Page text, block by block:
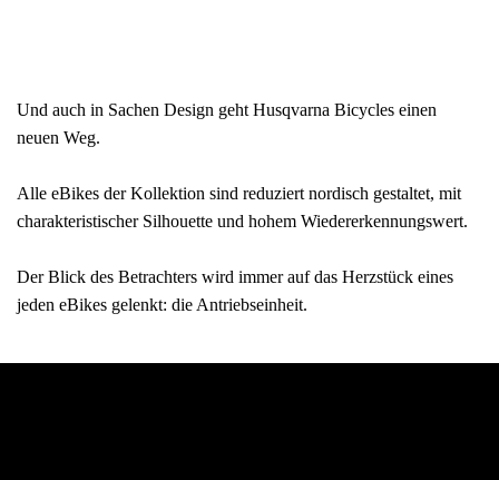
Und auch in Sachen Design geht Husqvarna Bicycles einen
neuen Weg.
Alle eBikes der Kollektion sind reduziert nordisch gestaltet, mit
charakteristischer Silhouette und hohem Wiedererkennungswert.
Der Blick des Betrachters wird immer auf das Herzstück eines
jeden eBikes gelenkt: die Antriebseinheit.